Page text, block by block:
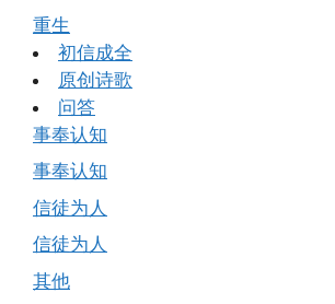
重生
初信成全
原创诗歌
问答
事奉认知
事奉认知
信徒为人
信徒为人
其他